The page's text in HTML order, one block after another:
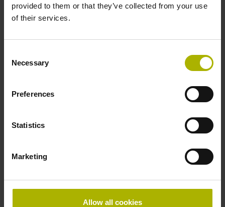
provided to them or that they’ve collected from your use
of their services.
Selection
Necessary
Preferences
Statistics
Marketing
Allow all cookies
LIC 4000和LIC 2000产品线是绝对式敞开直线光栅尺，
是当然之选，测量长度达10 m。LIC 3000系列光栅尺
配大型扫描区，抗污性能优异。测量基准的局部污染对
信号质量和测量稳定性的影响十分有限。由于LIC 3000
系列敞开式直线光栅尺动态性能高，测量长度大和坚固
光栅尺的优势。
线上展会上体验更多惊艳的解决方案：
动和高动态性能关节固有的误差。